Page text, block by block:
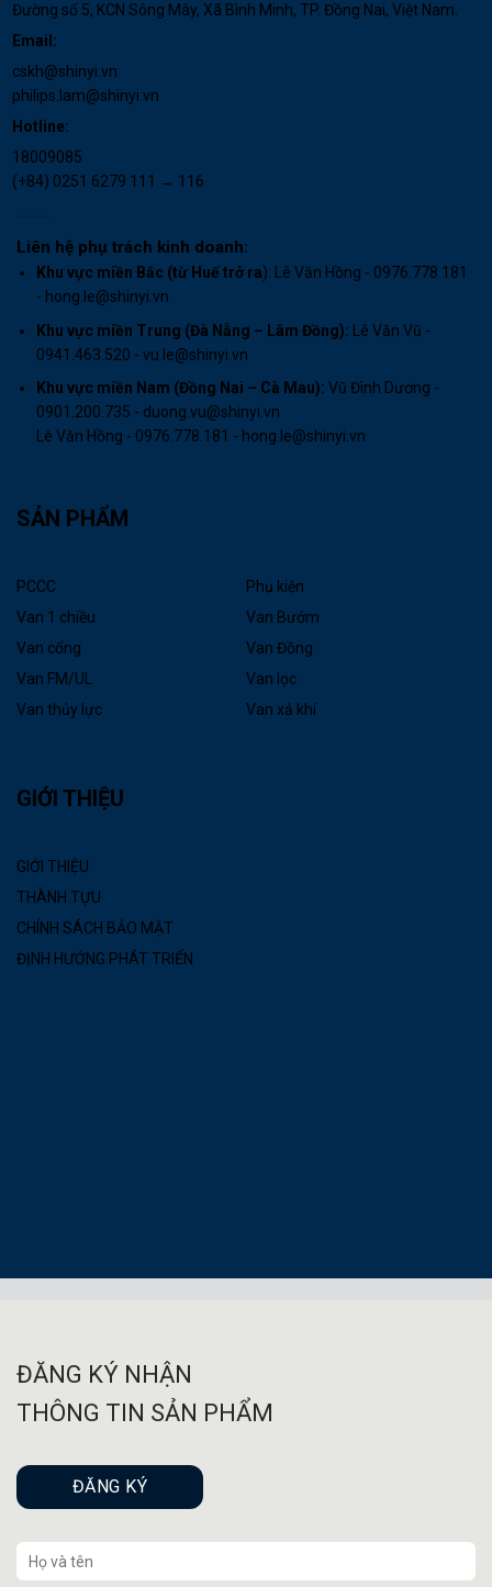
Đường số 5, KCN Sông Mây, Xã Bình Minh, TP. Đồng Nai, Việt Nam.
Email:
cskh@shinyi.vn
philips.lam@shinyi.vn
Hotline:
18009085
(+84) 0251 6279 111 → 116
Liên hệ phụ trách kinh doanh:
Khu vực miền Bắc (từ Huế trở ra): Lê Văn Hồng - 0976.778.181
- hong.le@shinyi.vn
Khu vực miền Trung (Đà Nẵng – Lâm Đồng): Lê Văn Vũ -
0941.463.520 - vu.le@shinyi.vn
Khu vực miền Nam (Đồng Nai – Cà Mau): Vũ Đình Dương -
0901.200.735 - duong.vu@shinyi.vn
Lê Văn Hồng - 0976.778.181 - hong.le@shinyi.vn
SẢN PHẨM
PCCC
Phụ kiện
Van 1 chiều
Van Bướm
Van cổng
Van Đồng
Van FM/UL
Van lọc
Van thủy lực
Van xả khí
GIỚI THIỆU
GIỚI THIỆU
THÀNH TỰU
CHÍNH SÁCH BẢO MẬT
ĐỊNH HƯỚNG PHÁT TRIỂN
ĐĂNG KÝ NHẬN
THÔNG TIN SẢN PHẨM